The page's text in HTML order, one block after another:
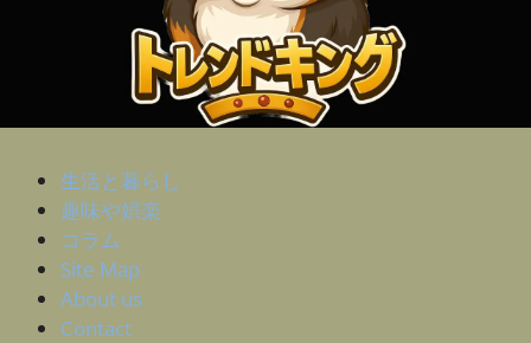
生活と暮らし
趣味や娯楽
コラム
Site Map
About us
Contact